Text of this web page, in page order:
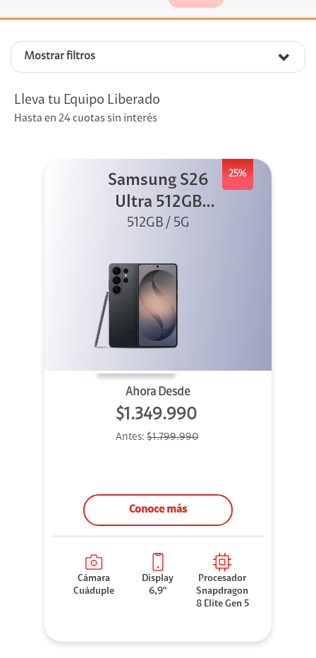
Mostrar filtros
Lleva tu Equipo Liberado
Hasta en 24 cuotas sin interés
25%
Samsung S26
Ultra 512GB
Negro
512GB / 5G
Ahora Desde
$1.349.990
Antes: $1.799.990
Conoce más
Cámara
Cuáduple
Display
6,9"
Procesador
Snapdragon
8 Elite Gen 5